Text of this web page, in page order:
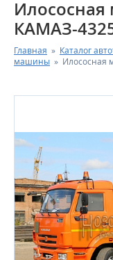
КАТАЛОГ
РЕМОНТ ДВИГАТЕЛЕЙ
ФИНАНСОВЫЙ СЕРВИС
ФОТОГАЛЕРЕЯ
КОНТАКТНАЯ
КАМАЗ-
Главная » Каталог
машины » Илососная